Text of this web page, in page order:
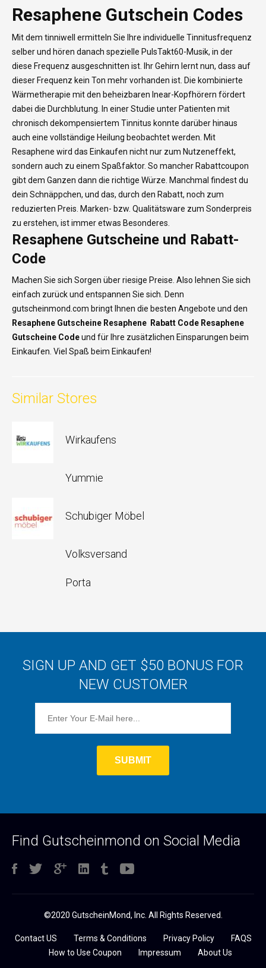
Resaphene Gutschein Codes
Mit dem tinniwell ermitteln Sie Ihre individuelle Tinnitusfrequenz
selber und hören danach spezielle PulsTakt60-Musik, in der
diese Frequenz ausgeschnitten ist. Ihr Gehirn lernt nun, dass auf
dieser Frequenz kein Ton mehr vorhanden ist. Die kombinierte
Wärmetherapie mit den beheizbaren Inear-Kopfhörern fördert
dabei die Durchblutung. In einer Studie unter Patienten mit
chronisch dekompensiertem Tinnitus konnte darüber hinaus
auch eine vollständige Heilung beobachtet werden. Mit
Resaphene wird das Einkaufen nicht nur zum Nutzeneffekt,
sondern auch zu einem Spaßfaktor. So mancher Rabattcoupon
gibt dem Ganzen dann die richtige Würze. Manchmal findest du
dein Schnäppchen, und das, durch den Rabatt, noch zum
reduzierten Preis. Marken- bzw. Qualitätsware zum Sonderpreis
zu erstehen, ist immer etwas Besonderes.
Resaphene Gutscheine und Rabatt-
Code
Machen Sie sich Sorgen über riesige Preise. Also lehnen Sie sich
einfach zurück und entspannen Sie sich. Denn
gutscheinmond.com bringt Ihnen die besten Angebote und den
Resaphene Gutscheine Resaphene Rabatt Code Resaphene
Gutscheine Codeund für Ihre zusätzlichen Einsparungen beim
Einkaufen. Viel Spaß beim Einkaufen!
Similar Stores
Wirkaufens
Yummie
Schubiger Möbel
Volksversand
Porta
SIGN UP AND GET $50 BONUS FOR
NEW CUSTOMER
Find Gutscheinmond on Social Media
©2020 GutscheinMond, Inc. All Rights Reserved.
Contact US Terms & Conditions Privacy Policy
FAQS
How to Use Coupon
Impressum About Us